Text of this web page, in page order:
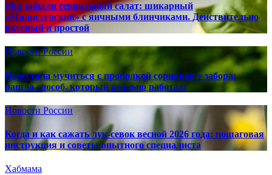
Мы забыли гениальный салат: шикарный
«Министерский» с яичными блинчиками. Действительно
вкусный и простой
Новости России
Перестала мучиться с прополкой сорняков у забора:
нашла способ, который реально работает
Новости России
Когда и как сажать лук-севок весной 2026 года: пошаговая
инструкция и советы опытного специалиста
Хабмама